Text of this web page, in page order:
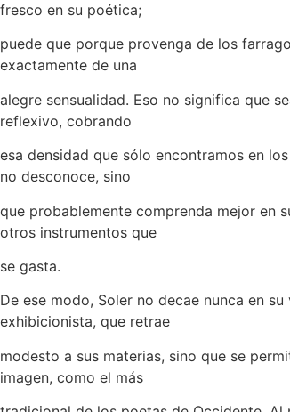
fresco en su poética;
puede que porque provenga de los
exactamente de una
alegre sensualidad. Eso no significa que
reflexivo, cobrando
esa densidad que sólo encontramos en
no desconoce, sino
que probablemente comprenda mejor en
otros instrumentos que
se gasta.
De ese modo, Soler no decae nunca en
exhibicionista, que retrae
modesto a sus materias, sino que se
imagen, como el más